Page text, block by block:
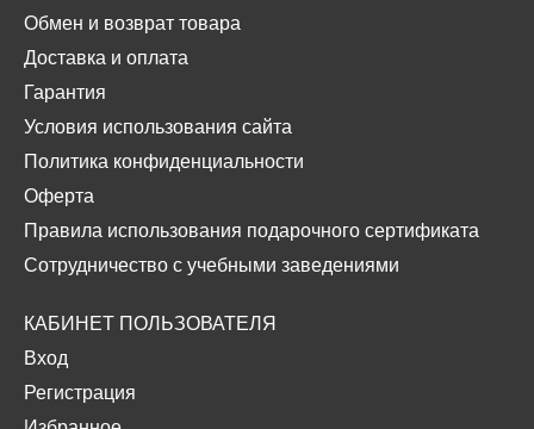
Обмен и возврат товара
Доставка и оплата
Гарантия
Условия использования сайта
Политика конфиденциальности
Оферта
Правила использования подарочного сертификата
Сотрудничество с учебными заведениями
КАБИНЕТ ПОЛЬЗОВАТЕЛЯ
Вход
Регистрация